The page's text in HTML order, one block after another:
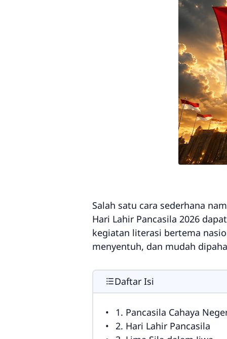
Salah satu cara sederhana
Hari Lahir Pancasila 2026
kegiatan literasi bertema
menyentuh, dan mudah
Daftar Isi
1. Pancasila Cahaya
2. Hari Lahir Pancasila